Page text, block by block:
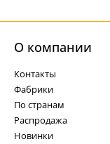
О компании
Контакты
Фабрики
По странам
Распродажа
Новинки